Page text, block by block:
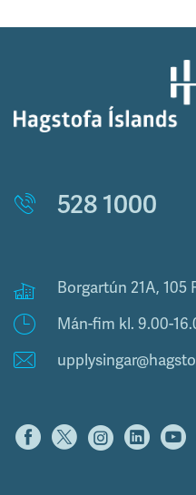
528 1000
Borgartún 21A, 105
Mán-fim kl. 9.00-